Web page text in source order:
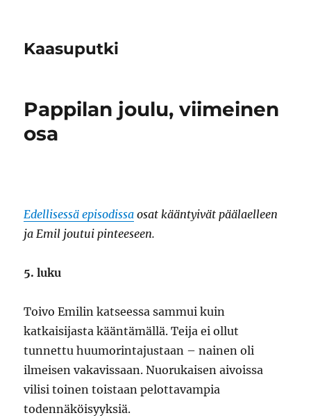
Kaasuputki
Pappilan joulu, viimeinen
osa
Edellisessä episodissa osat kääntyivät päälaelleen
ja Emil joutui pinteeseen.
5. luku
Toivo Emilin katseessa sammui kuin
katkaisijasta kääntämällä. Teija ei ollut
tunnettu huumorintajustaan – nainen oli
ilmeisen vakavissaan. Nuorukaisen aivoissa
vilisi toinen toistaan pelottavampia
todennäköisyyksiä.